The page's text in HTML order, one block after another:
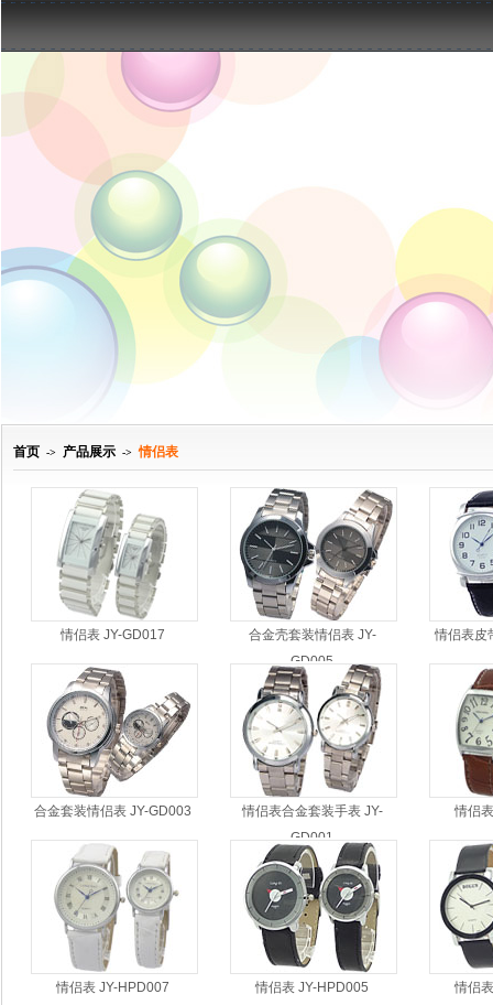
首页 -> 产品展示 -> 情侣表
情侣表 JY-GD017
合金壳套装情侣表 JY-
GD005
情侣表皮
合金套装情侣表 JY-GD003
情侣表合金套装手表 JY-
GD001
情侣
情侣表 JY-HPD007 情侣表 JY-HPD005 情侣